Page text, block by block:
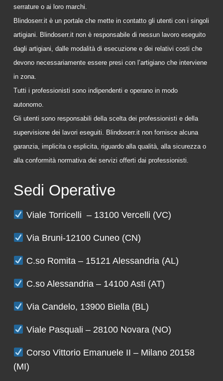
serrature o ai loro marchi.
Blindoserr.it è un portale che mette in contatto gli utenti con i singoli
artigiani. Blindoserr.it non è responsabile di nessun lavoro eseguito
dagli artigiani, dalle modalità di esecuzione e dei relativi costi che
devono necessariamente essere presi con l’artigiano che interviene
in zona.
Tutti i professionisti sono indipendenti e operano in modo
autonomo.
Gli utenti sono responsabili della scelta dei professionisti e della
supervisione dei lavori eseguiti. Blindoserr.it non fornisce alcuna
garanzia, implicita o esplicita, riguardo alla qualità, alla sicurezza o
alla conformità normativa dei servizi offerti dai professionisti.
Sedi Operative
Viale Torricelli – 13100 Vercelli (VC)
Via Bruni-12100 Cuneo (CN)
C.so Romita – 15121 Alessandria (AL)
C.so Alessandria – 14100 Asti (AT)
Via Candelo, 13900 Biella (BL)
Viale Pasquali – 28100 Novara (NO)
Corso Vittorio Emanuele II – Milano 20158
(MI)